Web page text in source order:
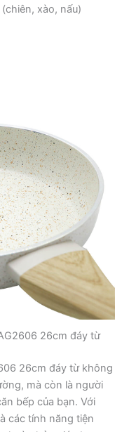
xào, nấu)
26cm đáy từ
26cm đáy từ không
mà còn là người
bếp của bạn. Với
các tính năng tiện